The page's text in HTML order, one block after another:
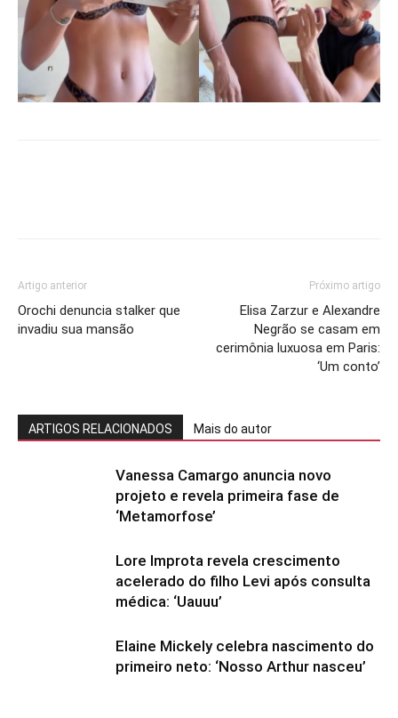
Artigo anterior
Orochi denuncia stalker que
invadiu sua mansão
Próximo artigo
Elisa Zarzur e Alexandre
Negrão se casam em
cerimônia luxuosa em Paris:
‘Um conto’
ARTIGOS RELACIONADOS Mais do autor
Vanessa Camargo anuncia novo
projeto e revela primeira fase de
‘Metamorfose’
Lore Improta revela crescimento
acelerado do filho Levi após consulta
médica: ‘Uauuu’
Elaine Mickely celebra nascimento do
primeiro neto: ‘Nosso Arthur nasceu’